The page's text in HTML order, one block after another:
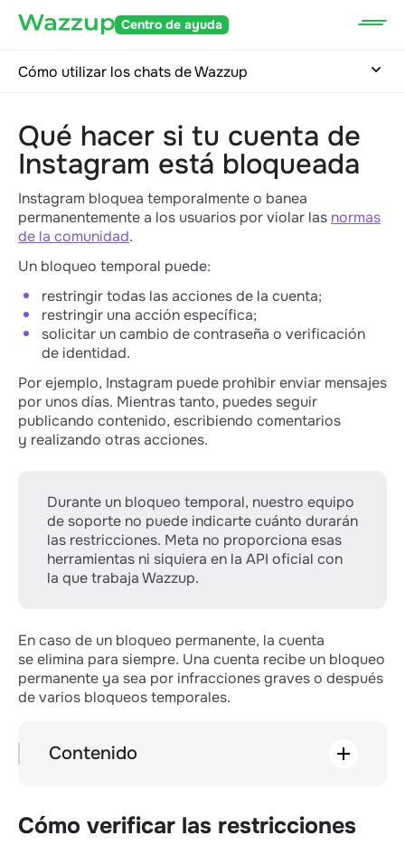
Centro de ayuda
Cómo utilizar los chats de Wazzup
Qué hacer si tu cuenta de
Instagram está bloqueada
Instagram bloquea temporalmente o banea
permanentemente a los usuarios por violar las normas
de la comunidad.
Un bloqueo temporal puede:
restringir todas las acciones de la cuenta;
restringir una acción específica;
solicitar un cambio de contraseña o verificación
de identidad.
Por ejemplo, Instagram puede prohibir enviar mensajes
por unos días. Mientras tanto, puedes seguir
publicando contenido, escribiendo comentarios
y realizando otras acciones.
Durante un bloqueo temporal, nuestro equipo
de soporte no puede indicarte cuánto durarán
las restricciones. Meta no proporciona esas
herramientas ni siquiera en la API oficial con
la que trabaja Wazzup.
En caso de un bloqueo permanente, la cuenta
se elimina para siempre. Una cuenta recibe un bloqueo
permanente ya sea por infracciones graves o después
de varios bloqueos temporales.
Contenido
En Instagram
Qué hacer durante un bloqueo
Cómo verificar las restricciones